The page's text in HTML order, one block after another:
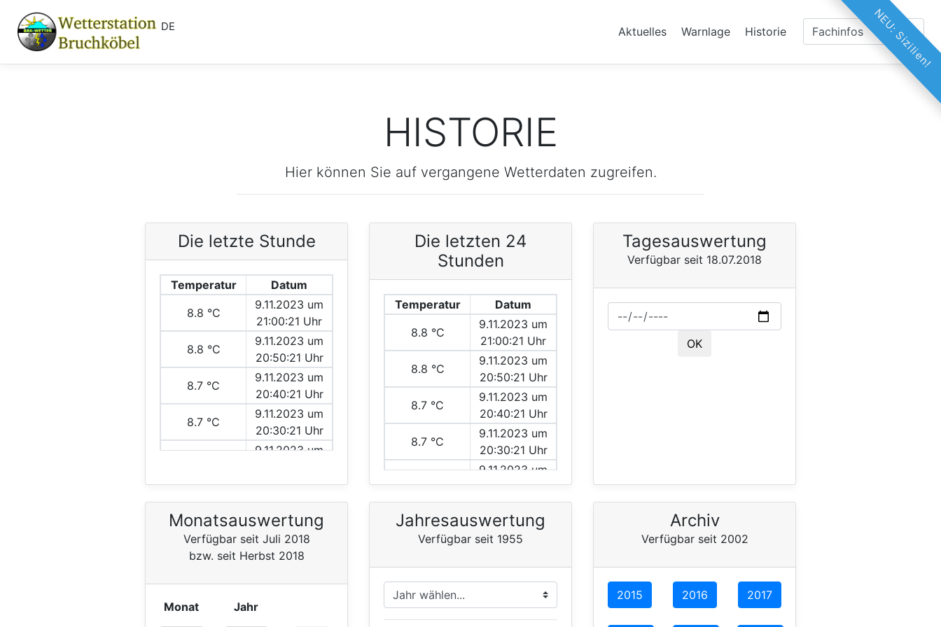
DE Aktuelles Warnlage Historie NEU: Sizilien!
HISTORIE
Hier können Sie auf vergangene Wetterdaten zugreifen.
Die letzte Stunde
Temperatur
Datum
8.8 °C
9.11.2023 um
21:00:21 Uhr
8.8 °C
9.11.2023 um
20:50:21 Uhr
8.7 °C
9.11.2023 um
20:40:21 Uhr
8.7 °C
9.11.2023 um
20:30:21 Uhr
9.11.2023 um
9.11.2023 um
20:10:21 Uhr
8.7 °C
9.11.2023 um
20:00:21 Uhr
Die letzten 24
Stunden
Temperatur
Datum
8.8 °C
9.11.2023 um
21:00:21 Uhr
8.8 °C
9.11.2023 um
20:50:21 Uhr
8.7 °C
9.11.2023 um
20:40:21 Uhr
8.7 °C
9.11.2023 um
20:30:21 Uhr
9.11.2023 um
20:20:21 Uhr
8.7 °C
9.11.2023 um
20:10:21 Uhr
9.11.2023 um
8.8 °C
9.11.2023 um
19:50:21 Uhr
8.8 °C
Tagesauswertung
Verfügbar seit 18.07.2018
Monatsauswertung
Verfügbar seit Juli 2018
bzw. seit Herbst 2018
Monat Jahr
Jahresauswertung
Verfügbar seit 1955
Archiv
Verfügbar seit 2002
2015 2016 2017